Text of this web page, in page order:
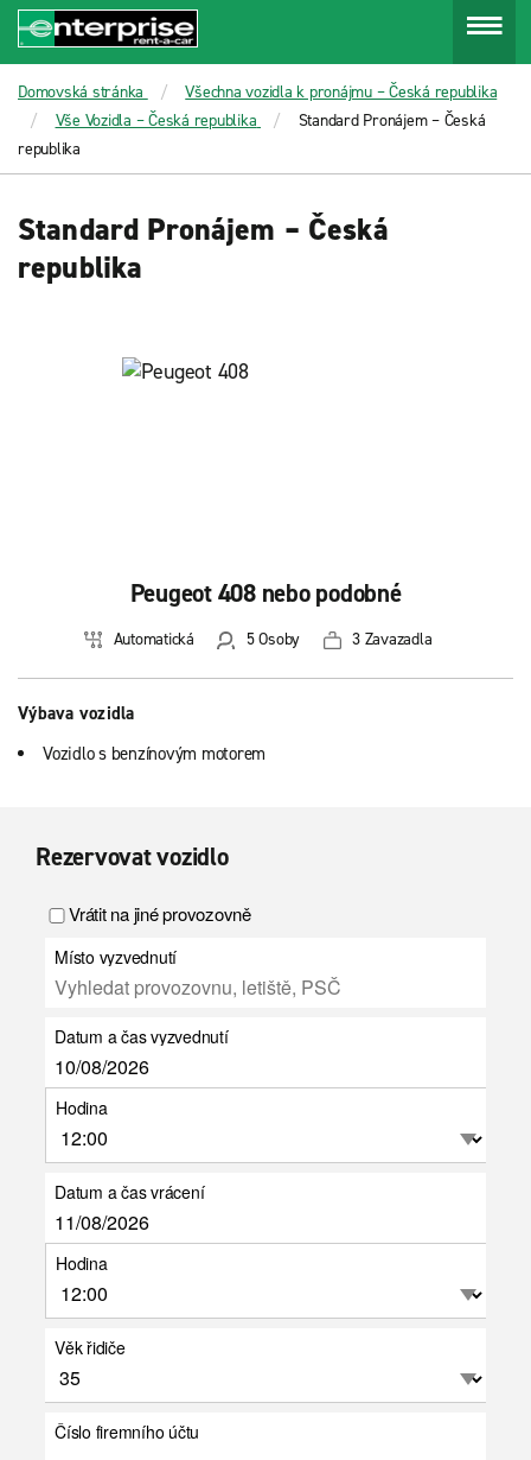
Domovská stránka
Všechna vozidla k pronájmu – Česká republika
Vše Vozidla – Česká republika
Standard Pronájem – Česká
republika
Standard Pronájem – Česká
republika
Peugeot 408 nebo podobné
Automatická 5 Osoby 3 Zavazadla
Výbava vozidla
Vozidlo s benzínovým motorem
Rezervovat vozidlo
Vrátit na jiné provozovně
Místo vyzvednutí
Datum a čas vyzvednutí
Hodina
Datum a čas vrácení
Hodina
Věk řidiče
Číslo firemního účtu